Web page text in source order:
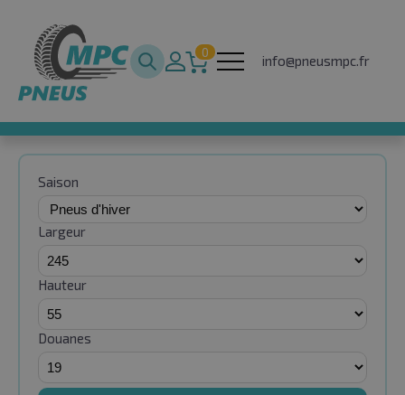
0
info@pneusmpc.fr
Saison
Largeur
Hauteur
Douanes